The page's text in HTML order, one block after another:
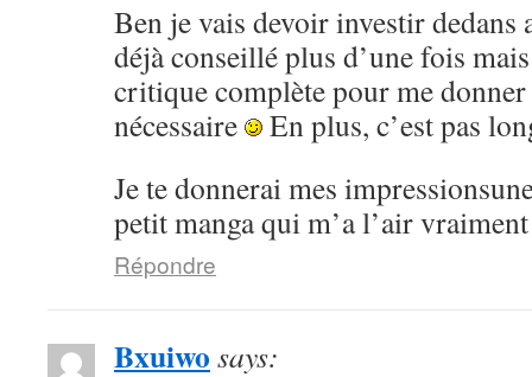
Ben je vais devoir investir dedans
déjà conseillé plus d’une fois
critique complète pour me
nécessaire
En plus, c’est pas
Je te donnerai mes
petit manga qui m’a l’air
Répondre
Bxuiwo says: